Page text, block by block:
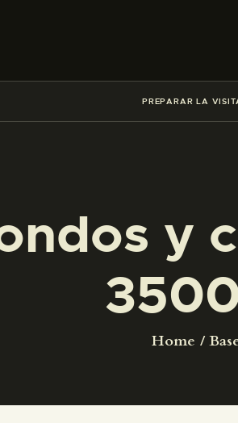
PREPARAR LA
y
Home
█